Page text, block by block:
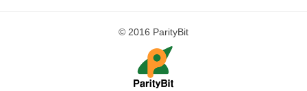
© 2016 ParityBit